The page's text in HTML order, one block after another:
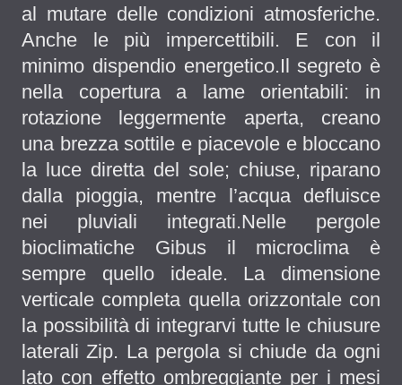
al mutare delle condizioni atmosferiche.
Anche le più impercettibili. E con il
minimo dispendio energetico.Il segreto è
nella copertura a lame orientabili: in
rotazione leggermente aperta, creano
una brezza sottile e piacevole e bloccano
la luce diretta del sole; chiuse, riparano
dalla pioggia, mentre l’acqua defluisce
nei pluviali integrati.Nelle pergole
bioclimatiche Gibus il microclima è
sempre quello ideale. La dimensione
verticale completa quella orizzontale con
la possibilità di integrarvi tutte le chiusure
laterali Zip. La pergola si chiude da ogni
lato con effetto ombreggiante per i mesi